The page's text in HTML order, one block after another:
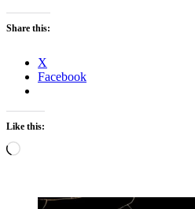
Share this:
X
Facebook
Like this:
Loading…